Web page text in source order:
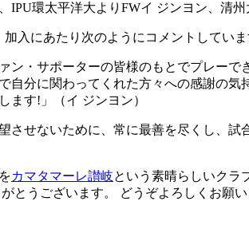
IPU環太平洋大よりFWイ ジンヨン、清
入にあたり次のようにコメントしていま
ン・サポーターの皆様のもとでプレー
自分に関わってくれた方々への感謝の
ます!」（イ ジンヨン）
させないために、常に最善を尽くし、
カマタマーレ讃岐という素晴らしいクラ
とうございます。 どうぞよろしくお願い